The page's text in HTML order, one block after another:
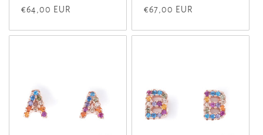
Preço
€64,00 EUR
Preço
€67,00 EUR